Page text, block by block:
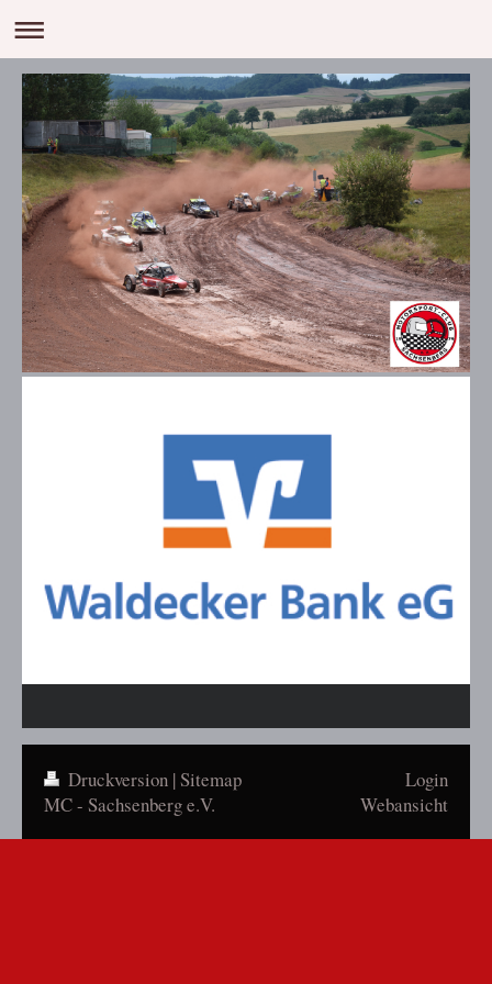
Druckversion |Sitemap
MC - Sachsenberg e.V.
Login
Webansicht